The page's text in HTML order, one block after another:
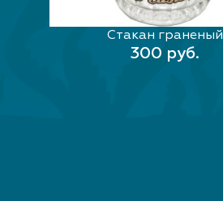
В КОРЗИНУ
Стакан граненый
300 руб.